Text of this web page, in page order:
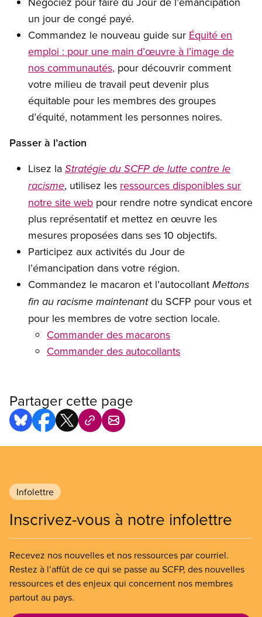
un jour de congé payé.
Commandez le nouveau guide sur Équité en
emploi : pour une main d’œuvre à l’image de
nos communautés, pour découvrir comment
votre milieu de travail peut devenir plus
équitable pour les membres des groupes
d’équité, notamment les personnes noires.
Passer à l’action
Lisez la Stratégie du SCFP de lutte contre le
racisme, utilisez les ressources disponibles sur
notre site web pour rendre notre syndicat encore
plus représentatif et mettez en œuvre les
mesures proposées dans ses 10 objectifs.
Participez aux activités du Jour de
l’émancipation dans votre région.
Commandez le macaron et l’autocollant Mettons
fin au racisme maintenantdu SCFP pour vous et
pour les membres de votre section locale.
Commander des macarons
Commander des autocollants
Partager cette page
Infolettre
Inscrivez-vous à notre infolettre
Recevez nos nouvelles et nos ressources par courriel.
Restez à l’affût de ce qui se passe au SCFP, des nouvelles
ressources et des enjeux qui concernent nos membres
partout au pays.